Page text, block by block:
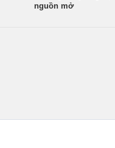
nguồn mở